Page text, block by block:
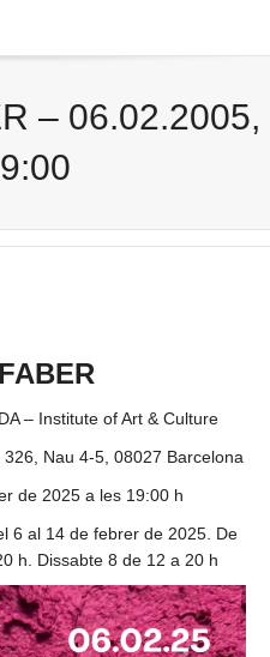
– 06.02.2005,
– Institute of Art & Culture
326, Nau 4-5, 08027 Barcelona
de 2025 a les 19:00 h
6 al 14 de febrer de 2025. De
h. Dissabte 8 de 12 a 20 h